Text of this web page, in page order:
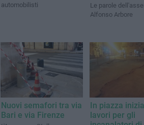
automobilisti
Le parole
Alfonso Arbore
Nuovi semafori tra via
Bari e via Firenze
In piazza
lavori per gli